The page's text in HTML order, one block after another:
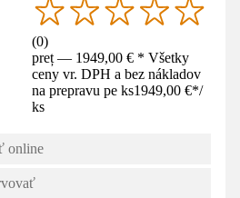
(0)
preț — 1949,00 € * Všetky
ceny vr. DPH a bez nákladov
na prepravu pe ks1949,00 €*/
ks
online